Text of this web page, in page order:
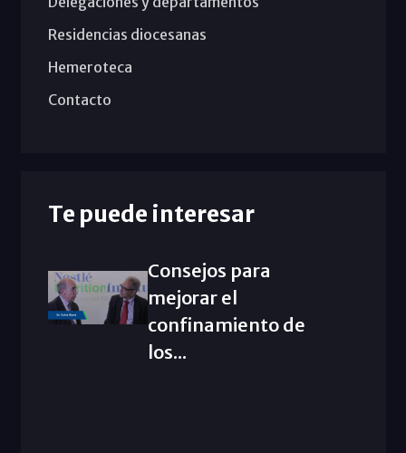
Residencias diocesanas
Hemeroteca
Contacto
Te puede interesar
Consejos para
mejorar el
confinamiento de
los...